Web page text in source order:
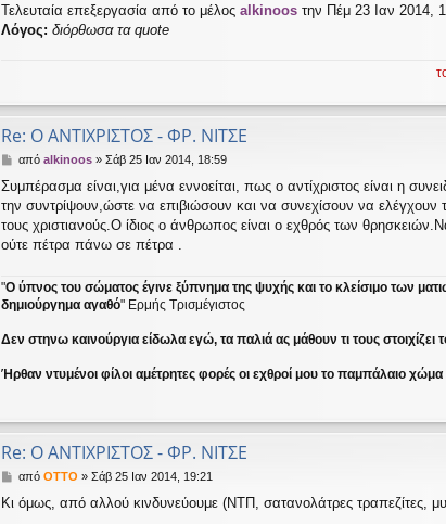
Τελευταία επεξεργασία από το μέλος alkinoos την Πέμ 23 Ιαν 2014,
Λόγος: διόρθωσα τα quote
Re: Ο ΑΝΤΙΧΡΙΣΤΟΣ - ΦΡ. ΝΙΤΣΕ
Δ
μ
ο
σ
ί
σ
η
από alkinoos» Σάβ 25 Ιαν 2014, 18:59
Συμπέρασμα είναι,για μένα εννοείται, πως ο αντίχριστος είναι η
την συντρίψουν,ώστε να επιβιώσουν και να συνεχίσουν να
τους χριστιανούς.Ο ίδιος ο άνθρωπος είναι ο εχθρός των
ούτε πέτρα πάνω σε πέτρα .
"Ο ύπνος του σώματος έγινε ξύπνημα της ψυχής και το κλείσιμο των
δημιούργημα αγαθό" Ερμής Τρισμέγιστος
Δεν στηνω καινούργια είδωλα εγώ, τα παλιά ας μάθουν τι τους στοιχίζει
Ήρθαν ντυμένοι φίλοι αμέτρητες φορές οι εχθροί μου το παμπάλαιο
Re: Ο ΑΝΤΙΧΡΙΣΤΟΣ - ΦΡ. ΝΙΤΣΕ
Δ
μ
από OTTO » Σάβ 25 Ιαν 2014, 19:21
Κι όμως, από αλλού κινδυνεύουμε (ΝΤΠ, σατανολάτρες τραπεζίτες,